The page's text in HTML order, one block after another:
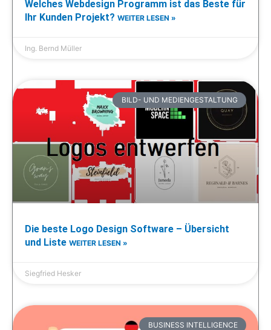
Welches Webdesign Programm ist das Beste für
Ihr Kunden Projekt? WEITER LESEN »
Ing. Bernd Müller
BILD- UND MEDIENGESTALTUNG
Die beste Logo Design Software – Übersicht
und Liste WEITER LESEN »
Siegfried Hesker
BUSINESS INTELLIGENCE